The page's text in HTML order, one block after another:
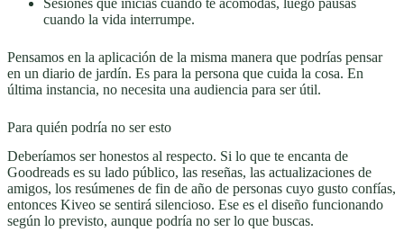
cuando la vida interrumpe.
Pensamos en la aplicación de la misma manera que podrías pensar
en un diario de jardín. Es para la persona que cuida la cosa. En
última instancia, no necesita una audiencia para ser útil.
Para quién podría no ser esto
Deberíamos ser honestos al respecto. Si lo que te encanta de
Goodreads es su lado público, las reseñas, las actualizaciones de
amigos, los resúmenes de fin de año de personas cuyo gusto confías,
entonces Kiveo se sentirá silencioso. Ese es el diseño funcionando
según lo previsto, aunque podría no ser lo que buscas.